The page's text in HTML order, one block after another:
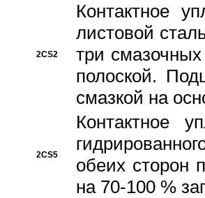
2CS2
Контактное
листовой
три
полоской.
смазкой на
2CS5
Контактное
обеих сторон
на 70-100 %